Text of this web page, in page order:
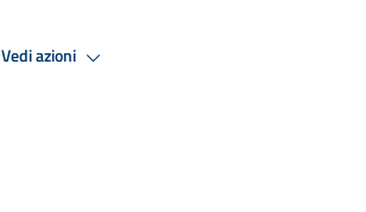
Vedi azioni